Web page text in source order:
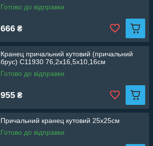
Готово до відправки
666 ₴
Кранец причальний кутовий (причальний
брус) C11930 76,2х16,5х10,16см
Готово до відправки
955 ₴
Причальний кранец кутовий 25х25см
Готово до відправки